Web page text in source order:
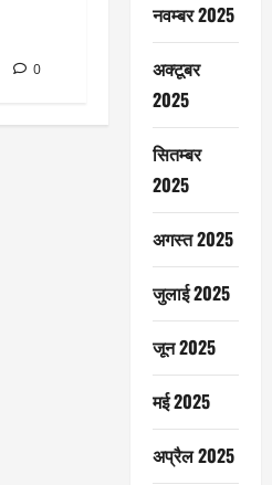
0
नवम्बर 2025
अक्टूबर
2025
सितम्बर
2025
अगस्त 2025
जुलाई 2025
जून 2025
मई 2025
अप्रैल 2025